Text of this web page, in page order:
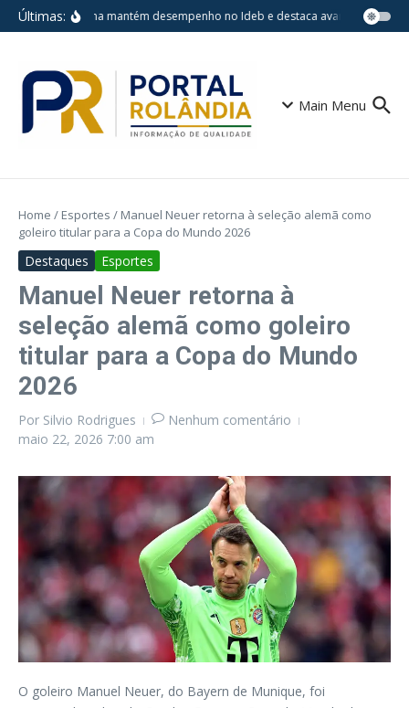
Ir para o conteúdo
Últimas:Londrina mantém desempenho no Ideb e destaca avanços em
Main Menu
Home / Esportes / Manuel Neuer retorna à seleção alemã como
goleiro titular para a Copa do Mundo 2026
Destaques Esportes
Manuel Neuer retorna à
seleção alemã como goleiro
titular para a Copa do Mundo
2026
Por Silvio Rodrigues
Nenhum comentário
maio 22, 2026 7:00 am
O goleiro Manuel Neuer, do Bayern de Munique, foi